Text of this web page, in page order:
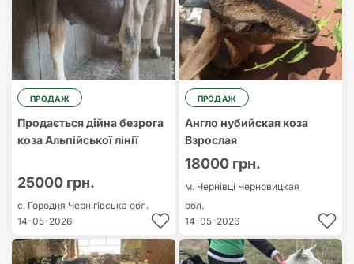
ПРОДАЖ
Продається дійна безрога
коза Альпійської лінії
25000 грн.
с. Городня Чернігівська обл.
14-05-2026
ПРОДАЖ
Англо нубийская коза
Взрослая
18000 грн.
м. Чернівці Черновицкая
обл.
14-05-2026